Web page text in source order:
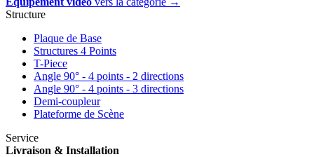
Structure
Plaque de Base
Structures 4 Points
T-Piece
Angle 90° - 4 points - 2 directions
Angle 90° - 4 points - 3 directions
Demi-coupleur
Plateforme de Scène
Service
Livraison & Installation